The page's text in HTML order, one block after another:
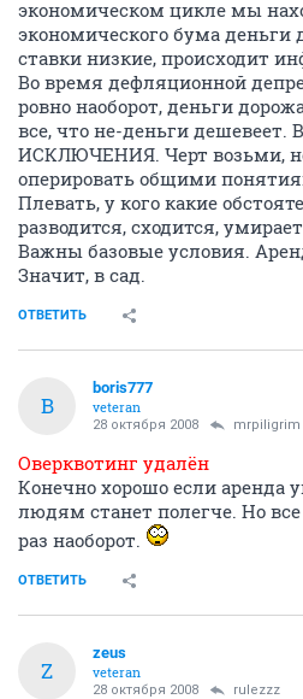
экономическом цикле мы
экономического бума
ставки низкие, происходит
Во время дефляционной
ровно наоборот, деньги
все, что не-деньги
ИСКЛЮЧЕНИЯ. Черт возьми,
оперировать общими
Плевать, у кого какие
разводится, сходится,
Важны базовые условия.
Значит, в сад.
ОТВЕТИТЬ
B
boris777
veteran
28 октября 2008 mrpiligrim
Оверквотинг удалён
Конечно хорошо если аренда
людям станет полегче. Но
раз наоборот.
ОТВЕТИТЬ
Z
zeus
veteran
28 октября 2008 rulezzz